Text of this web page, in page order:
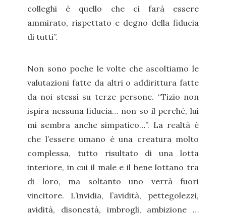
colleghi è quello che ci farà essere
ammirato, rispettato e degno della fiducia
di tutti”.
Non sono poche le volte che ascoltiamo le
valutazioni fatte da altri o addirittura fatte
da noi stessi su terze persone. “Tizio non
ispira nessuna fiducia… non so il perché, lui
mi sembra anche simpatico…”. La realtà è
che l’essere umano è una creatura molto
complessa, tutto risultato di una lotta
interiore, in cui il male e il bene lottano tra
di loro, ma soltanto uno verrà fuori
vincitore. L’invidia, l’avidità, pettegolezzi,
avidità, disonestà, imbrogli, ambizione …